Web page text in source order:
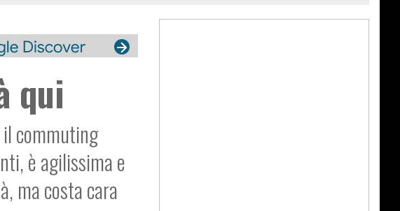
qui
il commuting
è agilissima e
ma costa cara